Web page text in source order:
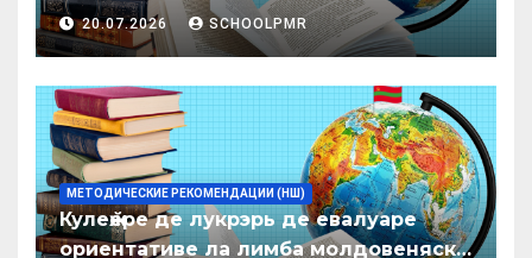
20.07.2026 SCHOOLPMR
МЕТОДИЧЕСКИЕ РЕКОМЕНДАЦИИ (НШ)
Кулеӂере де лукрэрь де евалуаре
ориентативе ла лимба молдовеняскэ